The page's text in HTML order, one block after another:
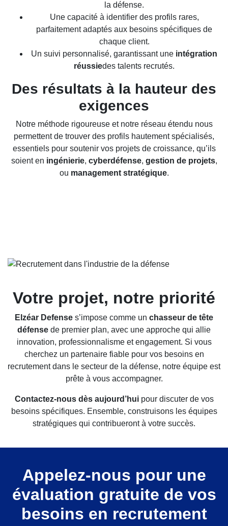
la défense.
Une capacité à identifier des profils rares,
parfaitement adaptés aux besoins spécifiques de
chaque client.
Un suivi personnalisé, garantissant une intégration
réussiedes talents recrutés.
Des résultats à la hauteur des
exigences
Notre méthode rigoureuse et notre réseau étendu nous
permettent de trouver des profils hautement spécialisés,
essentiels pour soutenir vos projets de croissance, qu’ils
soient en ingénierie, cyberdéfense, gestion de projets,
ou management stratégique.
Votre projet, notre priorité
Elzéar Defense s’impose comme un chasseur de tête
défense de premier plan, avec une approche qui allie
innovation, professionnalisme et engagement. Si vous
cherchez un partenaire fiable pour vos besoins en
recrutement dans le secteur de la défense, notre équipe est
prête à vous accompagner.
Contactez-nous dès aujourd’huipour discuter de vos
besoins spécifiques. Ensemble, construisons les équipes
stratégiques qui contribueront à votre succès.
Appelez-nous pour une
évaluation gratuite de vos
besoins en recrutement